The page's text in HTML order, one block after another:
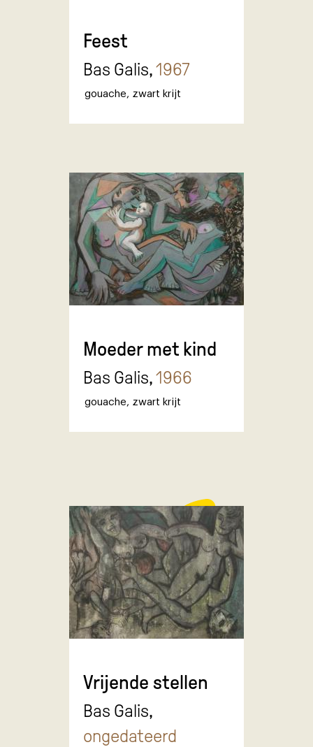
Feest
Bas Galis,1967
gouache, zwart krijt
Moeder met kind
Bas Galis,1966
gouache, zwart krijt
Vrijende stellen
Bas Galis,
ongedateerd